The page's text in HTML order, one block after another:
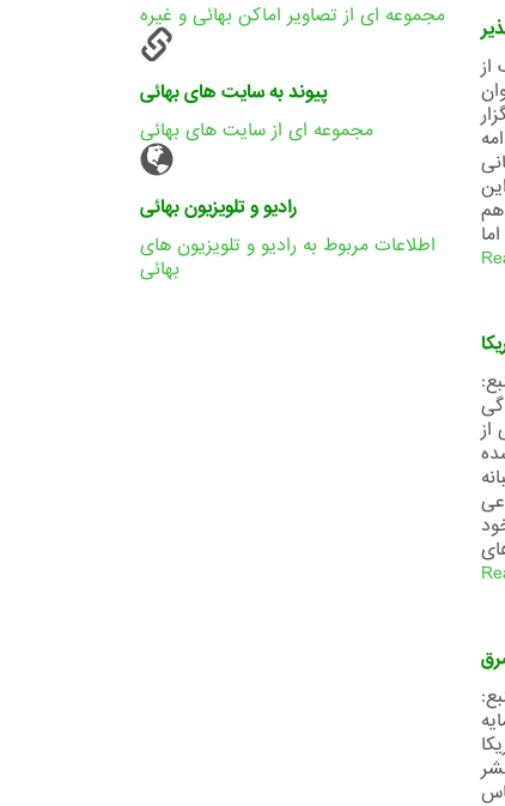
از
منبع:
منبع:
مجموعه ای از تصاویر اماکن بهائی و غیره
پیوند به سایت های بهائی
مجموعه ای از سایت های بهائی
رادیو و تلویزیون بهائی
اطلاعات مربوط به رادیو و تلویزیون های
بهائی